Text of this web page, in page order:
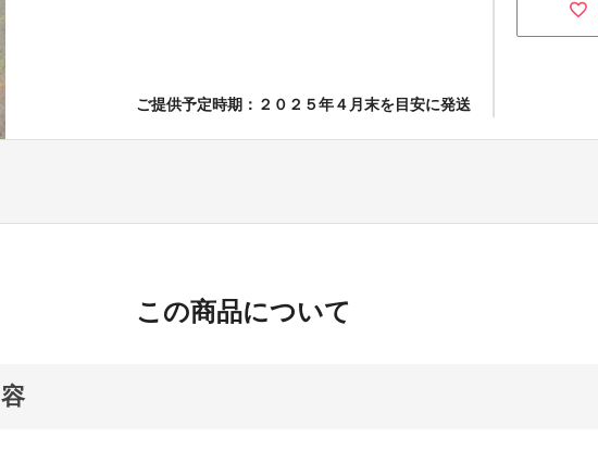
ご提供予定時期：２０２５年４月末を目安に発送
この商品について